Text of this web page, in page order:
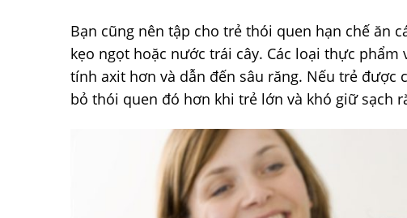
Bạn cũng nên tập cho trẻ thói quen hạn chế ăn
kẹo ngọt hoặc nước trái cây. Các loại thực
tính axit hơn và dẫn đến sâu răng. Nếu trẻ được
bỏ thói quen đó hơn khi trẻ lớn và khó giữ sạch